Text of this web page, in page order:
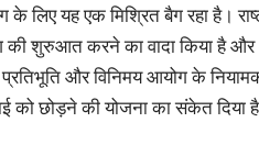
के लिए यह एक मिश्रित बैग रहा है।
की शुरुआत करने का वादा किया है और
प्रतिभूति और विनिमय आयोग के
को छोड़ने की योजना का संकेत दिया